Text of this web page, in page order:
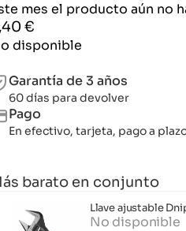
mes el producto aún no
€
disponible
Garantía de 3 años
60 días para devolver
Pago
En efectivo, tarjeta, pago a
barato en conjunto
Llave ajustable
No disponible